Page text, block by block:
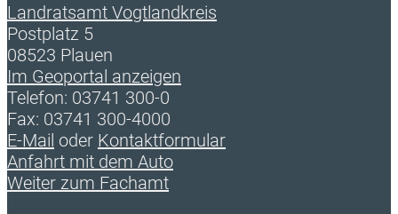
Landratsamt Vogtlandkreis
Postplatz 5
08523 Plauen
Im Geoportal anzeigen
Telefon: 03741 300-0
Fax: 03741 300-4000
E-Mail oder Kontaktformular
Anfahrt mit dem Auto
Weiter zum Fachamt